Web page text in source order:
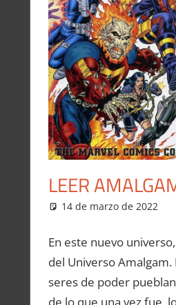
LEER
14 de marzo de 2022
En este nuevo
del Universo
seres de poder